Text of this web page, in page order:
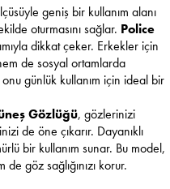
geniş bir kullanım alanı
oturmasını sağlar. Police
dikkat çeker. Erkekler için
de sosyal ortamlarda
onu günlük kullanım için ideal bir
Gözlüğü, gözlerinizi
de öne çıkarır. Dayanıklı
bir kullanım sunar. Bu model,
göz sağlığınızı korur.